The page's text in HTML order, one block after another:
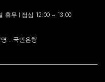
휴무 점심 12:00 ~ 13:00
: 국민은행